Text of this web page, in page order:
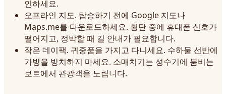
인하세요.
오프라인 지도. 탑승하기 전에 Google 지도나
Maps.me를 다운로드하세요. 횡단 중에 휴대폰 신호가
떨어지고, 정박할 때 길 안내가 필요합니다.
작은 데이팩. 귀중품을 가지고 다니세요. 수하물 선반에
가방을 방치하지 마세요. 소매치기는 성수기에 붐비는
보트에서 관광객을 노립니다.